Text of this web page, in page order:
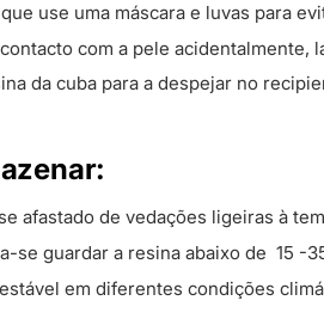
use uma máscara e luvas para
com a pele acidentalmente,
da cuba para a despejar no
afastado de vedações ligeiras à
se guardar a resina abaixo de 15
em diferentes condições